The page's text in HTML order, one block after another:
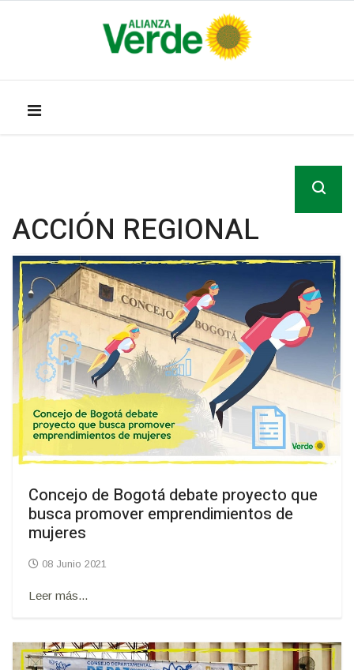
ACCIÓN REGIONAL
Concejo de Bogotá debate proyecto que
busca promover emprendimientos de
mujeres
08 Junio 2021
Leer más...